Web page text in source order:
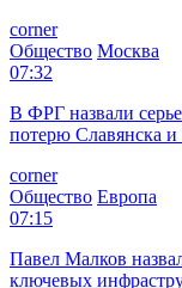
corner
Общество Москва
07:32
В ФРГ назвали
потерю Славянска и
corner
Общество Европа
07:15
Павел Малков
ключевых